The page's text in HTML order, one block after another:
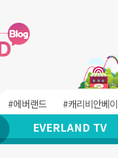
#에버랜드 #캐리비안베이
EVERLAND TV